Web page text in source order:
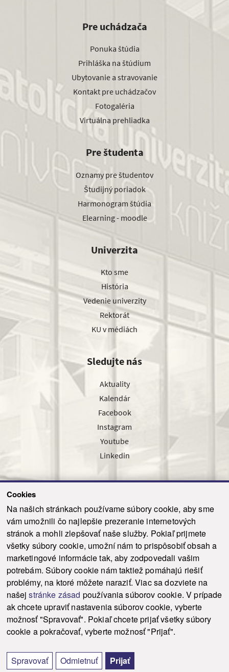
Cookies
Na našich stránkach používame súbory cookie, aby sme
vám umožnili čo najlepšie prezeranie internetových
stránok a mohli zlepšovať naše služby. Pokiaľ prijmete
všetky súbory cookie, umožní nám to prispôsobiť obsah a
marketingové informácie tak, aby zodpovedali vašim
potrebám. Súbory cookie nám taktiež pomáhajú riešiť
problémy, na ktoré môžete naraziť. Viac sa dozviete na
našejstránke zásad používania súborov cookie. V prípade
ak chcete upraviť nastavenia súborov cookie, vyberte
možnosť "Spravovať". Pokiaľ chcete prijať všetky súbory
cookie a pokračovať, vyberte možnosť "Prijať".
Spravovať Odmietnuť Prijať
Pre uchádzača
Ponuka štúdia
Prihláška na štúdium
Ubytovanie a stravovanie
Kontakt pre uchádzačov
Fotogaléria
Virtuálna prehliadka
Pre študenta
Oznamy pre študentov
Študijný poriadok
Harmonogram štúdia
Elearning - moodle
Univerzita
Kto sme
História
Vedenie univerzity
Rektorát
KU v médiách
Sledujte nás
Aktuality
Kalendár
Facebook
Instagram
Youtube
Linkedin
Odoslať
© 2021-2026 ku.sk. Všetky práva vyhradené. | Ochrana osobných údajov
Vyhlásenie o prístupnosti |
Admin
This site is protected by reCAPTCHA and the Google Privacy Policy and Terms of
Service
apply.